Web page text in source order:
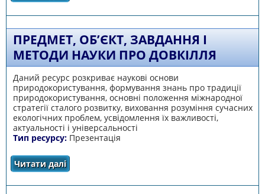
ПРЕДМЕТ, ОБ’ЄКТ, ЗАВДАННЯ І
МЕТОДИ НАУКИ ПРО ДОВКІЛЛЯ
Даний ресурс розкриває наукові основи
природокористування, формування знань про традиції
природокористування, основні положення міжнародної
стратегії сталого розвитку, виховання розуміння сучасних
екологічних проблем, усвідомлення їх важливості,
актуальності і універсальності
Тип ресурсу: Презентація
Читати далі